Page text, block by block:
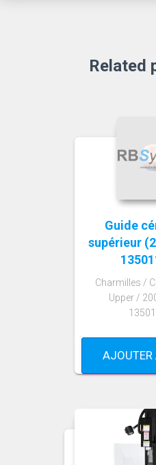
Related
Guide
supérieur
Charmilles /
Upper /
AJOUTER